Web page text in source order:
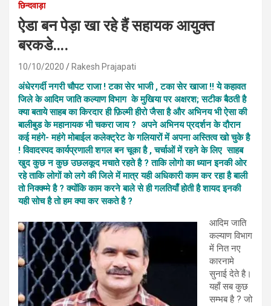
छिन्दवाड़ा
ऐडा बन पेड़ा खा रहे हैं सहायक आयुक्त
बरकडे….
10/10/2020 Rakesh Prajapati
अंधेरगर्दी नगरी चौपट राजा ! टका सेर भाजी , टका सेर खाजा !! ये कहावत
जिले के आदिम जाति कल्याण विभाग के मुखिया पर अक्षरश; सटीक बैठती है
क्या बताये साहब का किरदार ही फ़िल्मी हीरो जैसा है और अभिनय भी ऐसा की
बालीबुड के महानायक भी चकरा जाय ? अपने अभिनय प्रदर्शन के दौरान
कई महंगे- महंगे मोबाईल कलेक्ट्रेट के गलियारों में अपना अस्तित्व खो चुके है
! विवादस्पद कार्यप्रणाली शगल बन चूका है , चर्चाओं में रहने के लिए साहब
खुद कुछ न कुछ उछलकूद मचाते रहते है ? ताकि लोगो का ध्यान इनकी ओर
रहे ताकि लोगों को लगे की जिले में मात्र यही अधिकारी काम कर रहा है बाली
तो निक्क्म्मे है ? क्योंकि काम करने बाले से ही गलतियाँ होती है शायद इनकी
यही सोच है तो हम क्या कर सकते है ?
आदिम जाति
कल्याण विभाग
में नित नए
कारनामे
सुनाई देते है।
यहाँ सब कुछ
सम्भब है ? जो